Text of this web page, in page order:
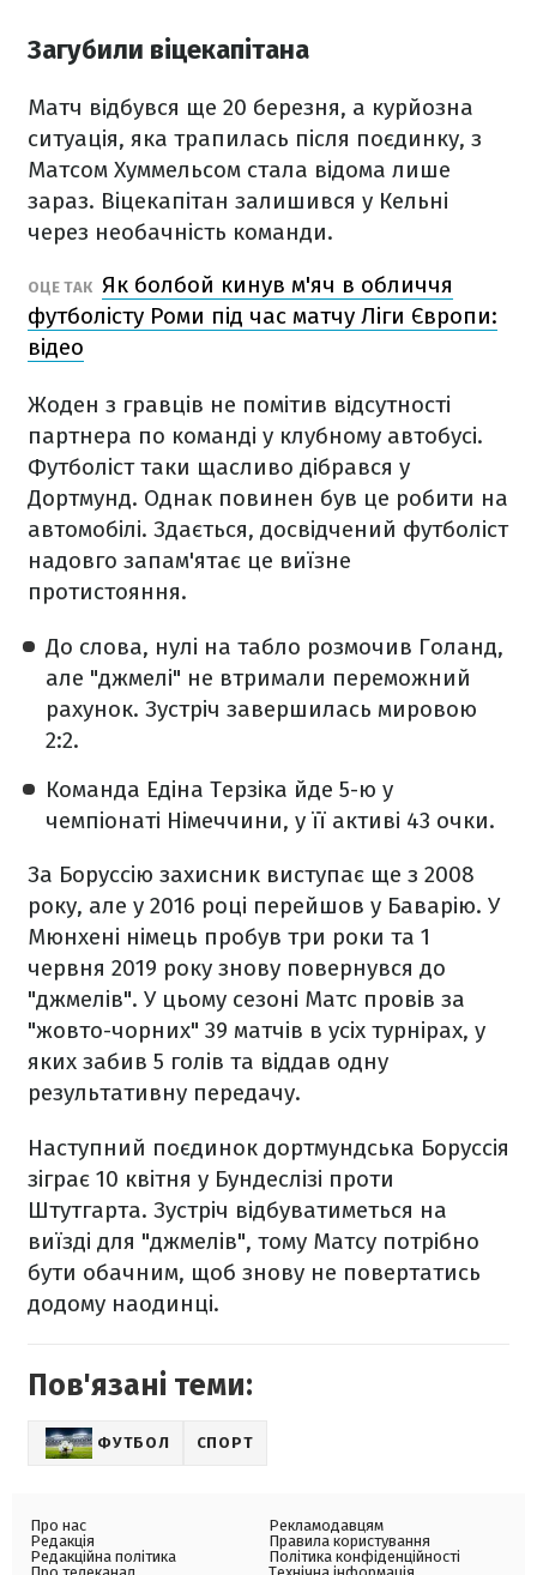
Загубили віцекапітана
Матч відбувся ще 20 березня, а курйозна
ситуація, яка трапилась після поєдинку, з
Матсом Хуммельсом стала відома лише
зараз. Віцекапітан залишився у Кельні
через необачність команди.
ОЦЕ ТАК Як болбой кинув м'яч в обличчя
футболісту Роми під час матчу Ліги Європи:
відео
Жоден з гравців не помітив відсутності
партнера по команді у клубному автобусі.
Футболіст таки щасливо дібрався у
Дортмунд. Однак повинен був це робити на
автомобілі. Здається, досвідчений футболіст
надовго запам'ятає це виїзне
протистояння.
До слова, нулі на табло розмочив Голанд,
але "джмелі" не втримали переможний
рахунок. Зустріч завершилась мировою
2:2.
Команда Едіна Терзіка йде 5-ю у
чемпіонаті Німеччини, у її активі 43 очки.
За Боруссію захисник виступає ще з 2008
року, але у 2016 році перейшов у Баварію. У
Мюнхені німець пробув три роки та 1
червня 2019 року знову повернувся до
"джмелів". У цьому сезоні Матс провів за
"жовто-чорних" 39 матчів в усіх турнірах, у
яких забив 5 голів та віддав одну
результативну передачу.
Наступний поєдинок дортмундська Боруссія
зіграє 10 квітня у Бундеслізі проти
Штутгарта. Зустріч відбуватиметься на
виїзді для "джмелів", тому Матсу потрібно
бути обачним, щоб знову не повертатись
додому наодинці.
Пов'язані теми:
ФУТБОЛ СПОРТ
Про нас
Редакція
Редакційна політика
Рекламодавцям
Правила користування
Політика конфіденційності